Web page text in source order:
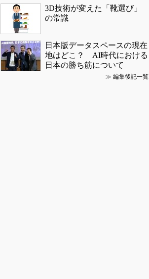
3D技術が変えた「靴選び」
の常識
日本版データスペースの現在
地はどこ？ AI時代における
日本の勝ち筋について
≫ 編集後記一覧